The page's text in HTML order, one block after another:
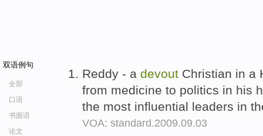
双语例句
全部
口语
书面语
论文
Reddy - a devout Christian in a
from medicine to politics in his
the most influential leaders in
VOA: standard.2009.09.03